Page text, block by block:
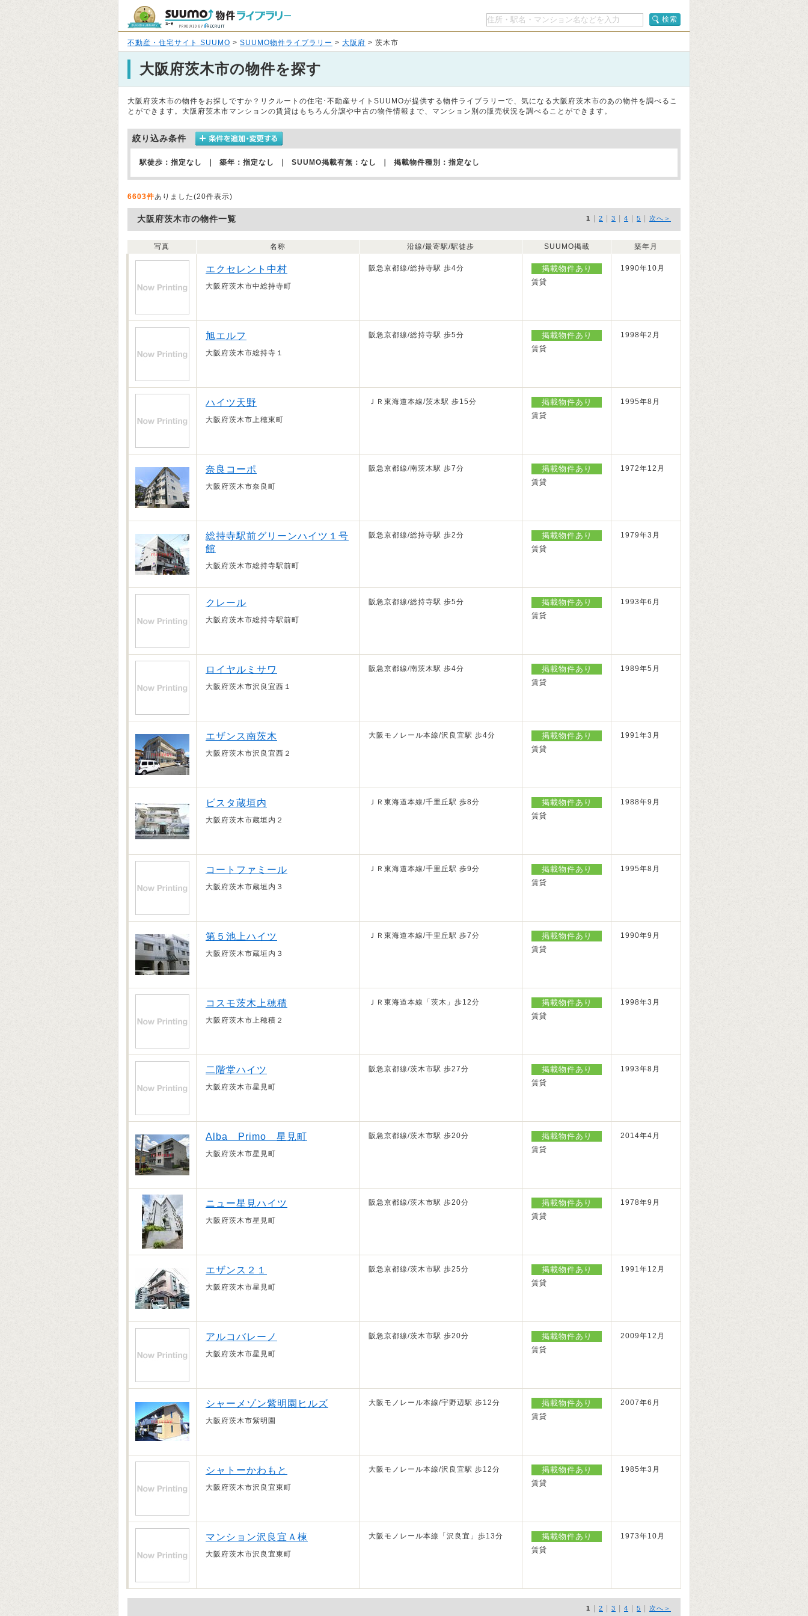
検索
不動産・住宅サイト SUUMO > SUUMO物件ライブラリー > 大阪府 > 茨木市
大阪府茨木市の物件を探す
大阪府茨木市の物件をお探しですか？リクルートの住宅･不動産サイトSUUMOが提供する物件ライブラリーで、気になる大阪府茨木市のあの物件を調べるこ
とができます。大阪府茨木市マンションの賃貸はもちろん分譲や中古の物件情報まで、マンション別の販売状況を調べることができます。
絞り込み条件
駅徒歩：指定なし ｜ 築年：指定なし ｜ SUUMO掲載有無：なし ｜ 掲載物件種別：指定なし
6603件ありました(20件表示)
大阪府茨木市の物件一覧 1 2 3 4 5 次へ＞
写真 名称 沿線/最寄駅/駅徒歩 SUUMO掲載 築年月
エクセレント中村
大阪府茨木市中総持寺町
阪急京都線/総持寺駅 歩4分 掲載物件あり
賃貸
1990年10月
旭エルフ
大阪府茨木市総持寺１
阪急京都線/総持寺駅 歩5分 掲載物件あり
賃貸
1998年2月
ハイツ天野
大阪府茨木市上穂東町
ＪＲ東海道本線/茨木駅 歩15分 掲載物件あり
賃貸
1995年8月
奈良コーポ
大阪府茨木市奈良町
阪急京都線/南茨木駅 歩7分 掲載物件あり
賃貸
1972年12月
総持寺駅前グリーンハイツ１号
館
大阪府茨木市総持寺駅前町
阪急京都線/総持寺駅 歩2分 掲載物件あり
賃貸
1979年3月
クレール
大阪府茨木市総持寺駅前町
阪急京都線/総持寺駅 歩5分 掲載物件あり
賃貸
1993年6月
ロイヤルミサワ
大阪府茨木市沢良宜西１
阪急京都線/南茨木駅 歩4分 掲載物件あり
賃貸
1989年5月
エザンス南茨木
大阪府茨木市沢良宜西２
大阪モノレール本線/沢良宜駅 歩4分 掲載物件あり
賃貸
1991年3月
ビスタ蔵垣内
大阪府茨木市蔵垣内２
ＪＲ東海道本線/千里丘駅 歩8分 掲載物件あり
賃貸
1988年9月
コートファミール
大阪府茨木市蔵垣内３
ＪＲ東海道本線/千里丘駅 歩9分 掲載物件あり
賃貸
1995年8月
第５池上ハイツ
大阪府茨木市蔵垣内３
ＪＲ東海道本線/千里丘駅 歩7分 掲載物件あり
賃貸
1990年9月
コスモ茨木上穂積
大阪府茨木市上穂積２
ＪＲ東海道本線「茨木」歩12分 掲載物件あり
賃貸
1998年3月
二階堂ハイツ
大阪府茨木市星見町
阪急京都線/茨木市駅 歩27分 掲載物件あり
賃貸
1993年8月
Alba Primo 星見町
大阪府茨木市星見町
阪急京都線/茨木市駅 歩20分 掲載物件あり
賃貸
2014年4月
ニュー星見ハイツ
大阪府茨木市星見町
阪急京都線/茨木市駅 歩20分 掲載物件あり
賃貸
1978年9月
エザンス２１
大阪府茨木市星見町
阪急京都線/茨木市駅 歩25分 掲載物件あり
賃貸
1991年12月
アルコバレーノ
大阪府茨木市星見町
阪急京都線/茨木市駅 歩20分 掲載物件あり
賃貸
2009年12月
シャーメゾン紫明園ヒルズ
大阪府茨木市紫明園
大阪モノレール本線/宇野辺駅 歩12分 掲載物件あり
賃貸
2007年6月
シャトーかわもと
大阪府茨木市沢良宜東町
大阪モノレール本線/沢良宜駅 歩12分 掲載物件あり
賃貸
1985年3月
マンション沢良宜Ａ棟
大阪府茨木市沢良宜東町
大阪モノレール本線「沢良宜」歩13分 掲載物件あり
賃貸
1973年10月
1 2 3 4 5 次へ＞